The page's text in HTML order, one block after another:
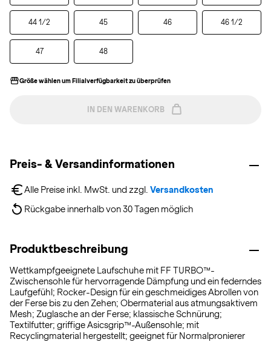
44 1/2 45 46 46 1/2
47 48
Größe wählen um Filialverfügbarkeit zu überprüfen
IN DEN WARENKORB
Preis- & Versandinformationen
Alle Preise inkl. MwSt. und zzgl. Versandkosten
Rückgabe innerhalb von 30 Tagen möglich
Produktbeschreibung
Wettkampfgeeignete Laufschuhe mit FF TURBO™-
Zwischensohle für hervorragende Dämpfung und ein federndes
Laufgefühl; Rocker-Design für ein geschmeidiges Abrollen von
der Ferse bis zu den Zehen; Obermaterial aus atmungsaktivem
Mesh; Zuglasche an der Ferse; klassische Schnürung;
Textilfutter; griffige Asicsgrip™-Außensohle; mit
Recyclingmaterial hergestellt; geeignet für Normalpronierer